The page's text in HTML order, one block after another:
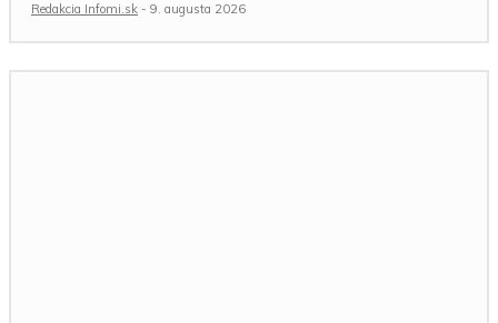
Redakcia Infomi.sk - 9. augusta 2026